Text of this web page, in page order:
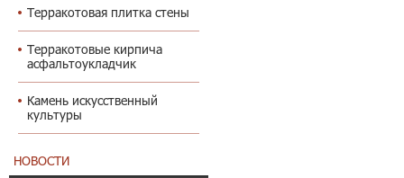
Терракотовая плитка стены
Терракотовые кирпича
асфальтоукладчик
Камень искусственный
культуры
НОВОСТИ